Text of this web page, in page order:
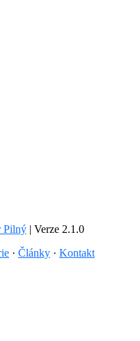
Pilný | Verze 2.1.0
· Články · Kontakt